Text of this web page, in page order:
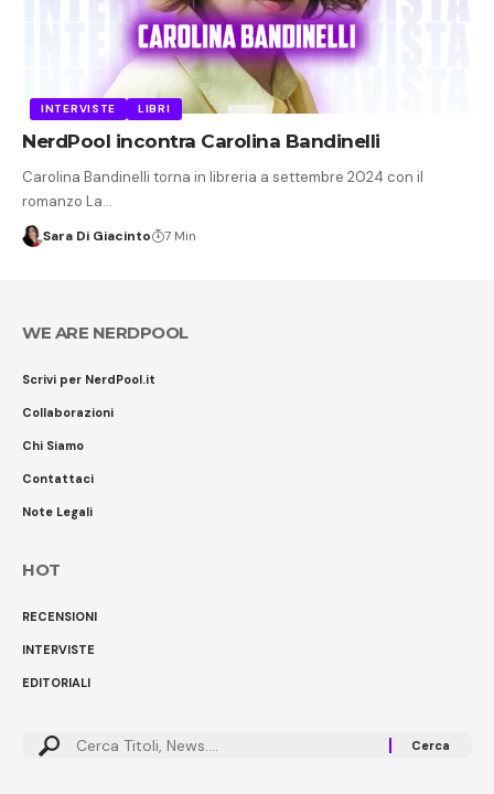
INTERVISTE LIBRI
NerdPool incontra Carolina Bandinelli
Carolina Bandinelli torna in libreria a settembre 2024 con il
romanzo La…
Sara Di Giacinto 7 Min
WE ARE NERDPOOL
Scrivi per NerdPool.it
Collaborazioni
Chi Siamo
Contattaci
Note Legali
HOT
RECENSIONI
INTERVISTE
EDITORIALI
Cerca: